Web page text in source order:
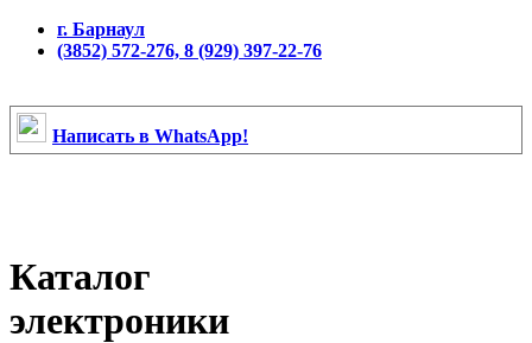
г. Барнаул
(3852) 572-276, 8 (929) 397-22-76
Написать в WhatsApp!
Каталог
электроники